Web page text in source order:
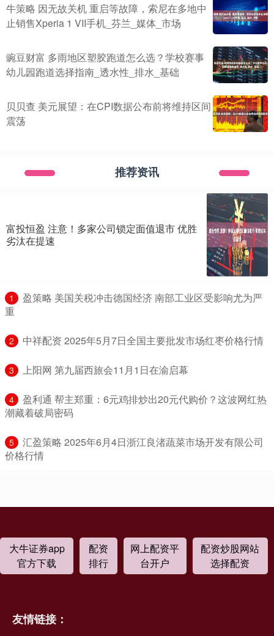
牛策略 因无故关机 重启等故障，索尼在多地中
止销售Xperia 1 VII手机_芬兰_媒体_市场
豌豆财富 多雨地区塑胶跑道怎么选？学校赛事
幼儿园跑道选择指南_透水性_排水_基础
贝贝查 美元展望：在CPI数据公布前将维持区间
震荡
推荐资讯
富投恒盈 注意！多家公司锁定面值退市 优胜
劣汰在提速
1
​盈策略 美国关税冲击德国经济 南部工业区受影响尤为严
重
2 ​中祥配资 2025年5月7日全国主要批发市场红枣价格行情
3 ​上阳网 第九届西旅会11月1日在渝启幕
4
​盈利通 帮主郑重：6元鸡排炒出20元代购价？这波网红热
潮藏着破局密码
5
​汇盈策略 2025年6月4日浙江良渚蔬菜市场开发有限公司
价格行情
大牛证券app
官方下载
配资
排行
网上配资平
台开户
配资炒股网站
选择配资
友情链接：